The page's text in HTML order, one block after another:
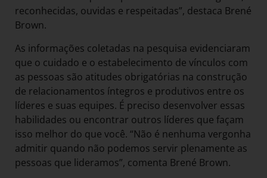
reconhecidas, ouvidas e respeitadas”, destaca Brené
Brown.
As informações coletadas na pesquisa evidenciaram
que o cuidado e o estabelecimento de vínculos com
as pessoas são atitudes obrigatórias na construção
de relacionamentos íntegros e produtivos entre os
líderes e suas equipes. É preciso desenvolver essas
habilidades ou encontrar outros líderes que façam
isso melhor do que você. “Não é nenhuma vergonha
admitir quando não podemos servir plenamente as
pessoas que lideramos”, comenta Brené Brown.